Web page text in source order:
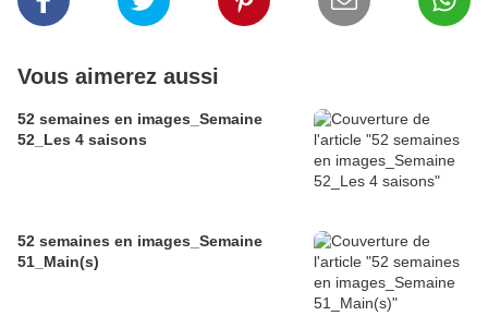
Vous aimerez aussi
52 semaines en images_Semaine
52_Les 4 saisons
52 semaines en images_Semaine
51_Main(s)